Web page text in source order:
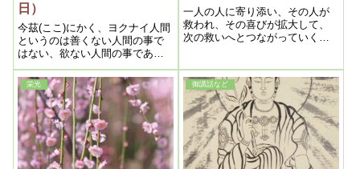
日）
今茲(ここ)にかく、ヨクナイ人間
というのは善くない人間の事で
はない、欲ない人間の事である
というと一寸変に思うであろう
が、以下の説明によって誰しも
成程と思うであろう。
一人の人に寄り添い、その人が
救われ、その喜びが拡大して、
次の救いへとつながっていくこ
く過程の中心に、ご浄霊という
大メシヤ様の救いの業が存在し
ていると信じています。
栄光 御講話など